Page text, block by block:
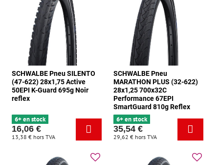
SCHWALBE Pneu SILENTO
(47-622) 28x1,75 Active
50EPI K-Guard 695g Noir
reflex
6+ en stock
16,06 €
13,38 € hors TVA
SCHWALBE Pneu
MARATHON PLUS (32-622)
28x1,25 700x32C
Performance 67EPI
SmartGuard 810g Reflex
6+ en stock
35,54 €
29,62 € hors TVA